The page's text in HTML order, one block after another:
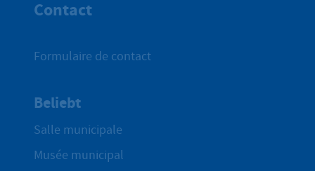
Contact
Formulaire de contact
Beliebt
Salle municipale
Musée municipal